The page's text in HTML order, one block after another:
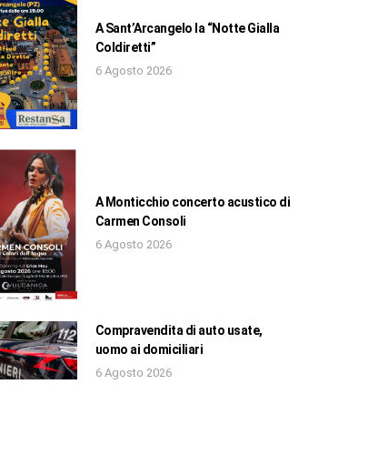
A Sant’Arcangelo la “Notte Gialla
Coldiretti”
6 Agosto 2026
A Monticchio concerto acustico di
Carmen Consoli
6 Agosto 2026
Compravendita di auto usate,
uomo ai domiciliari
6 Agosto 2026